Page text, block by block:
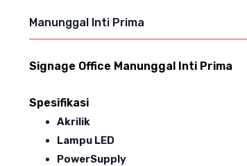
Manunggal Inti Prima
Signage Office Manunggal Inti Prima
Spesifikasi
Akrilik
Lampu LED
PowerSupply